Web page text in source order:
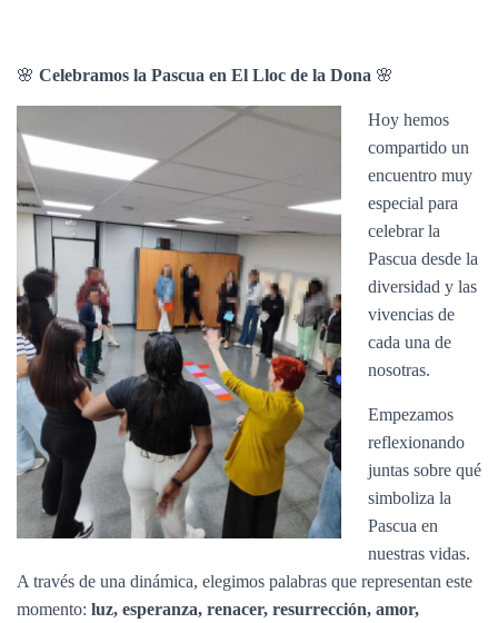
🌸 Celebramos la Pascua en El Lloc de la Dona 🌸
Hoy hemos
compartido un
encuentro muy
especial para
celebrar la
Pascua desde la
diversidad y las
vivencias de
cada una de
nosotras.
Empezamos
reflexionando
juntas sobre qué
simboliza la
Pascua en
nuestras vidas.
A través de una dinámica, elegimos palabras que representan este
momento: luz, esperanza, renacer, resurrección, amor,